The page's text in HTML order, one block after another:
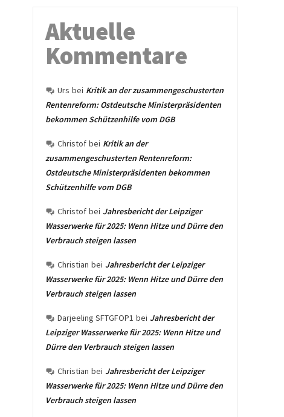
Aktuelle
Kommentare
Urs bei Kritik an der zusammengeschusterten
Rentenreform: Ostdeutsche Ministerpräsidenten
bekommen Schützenhilfe vom DGB
Christof bei Kritik an der
zusammengeschusterten Rentenreform:
Ostdeutsche Ministerpräsidenten bekommen
Schützenhilfe vom DGB
Christof bei Jahresbericht der Leipziger
Wasserwerke für 2025: Wenn Hitze und Dürre den
Verbrauch steigen lassen
Christian bei Jahresbericht der Leipziger
Wasserwerke für 2025: Wenn Hitze und Dürre den
Verbrauch steigen lassen
Darjeeling SFTGFOP1 bei Jahresbericht der
Leipziger Wasserwerke für 2025: Wenn Hitze und
Dürre den Verbrauch steigen lassen
Christian bei Jahresbericht der Leipziger
Wasserwerke für 2025: Wenn Hitze und Dürre den
Verbrauch steigen lassen